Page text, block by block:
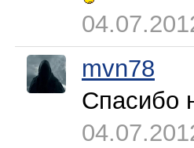
mvn78
Спасибо